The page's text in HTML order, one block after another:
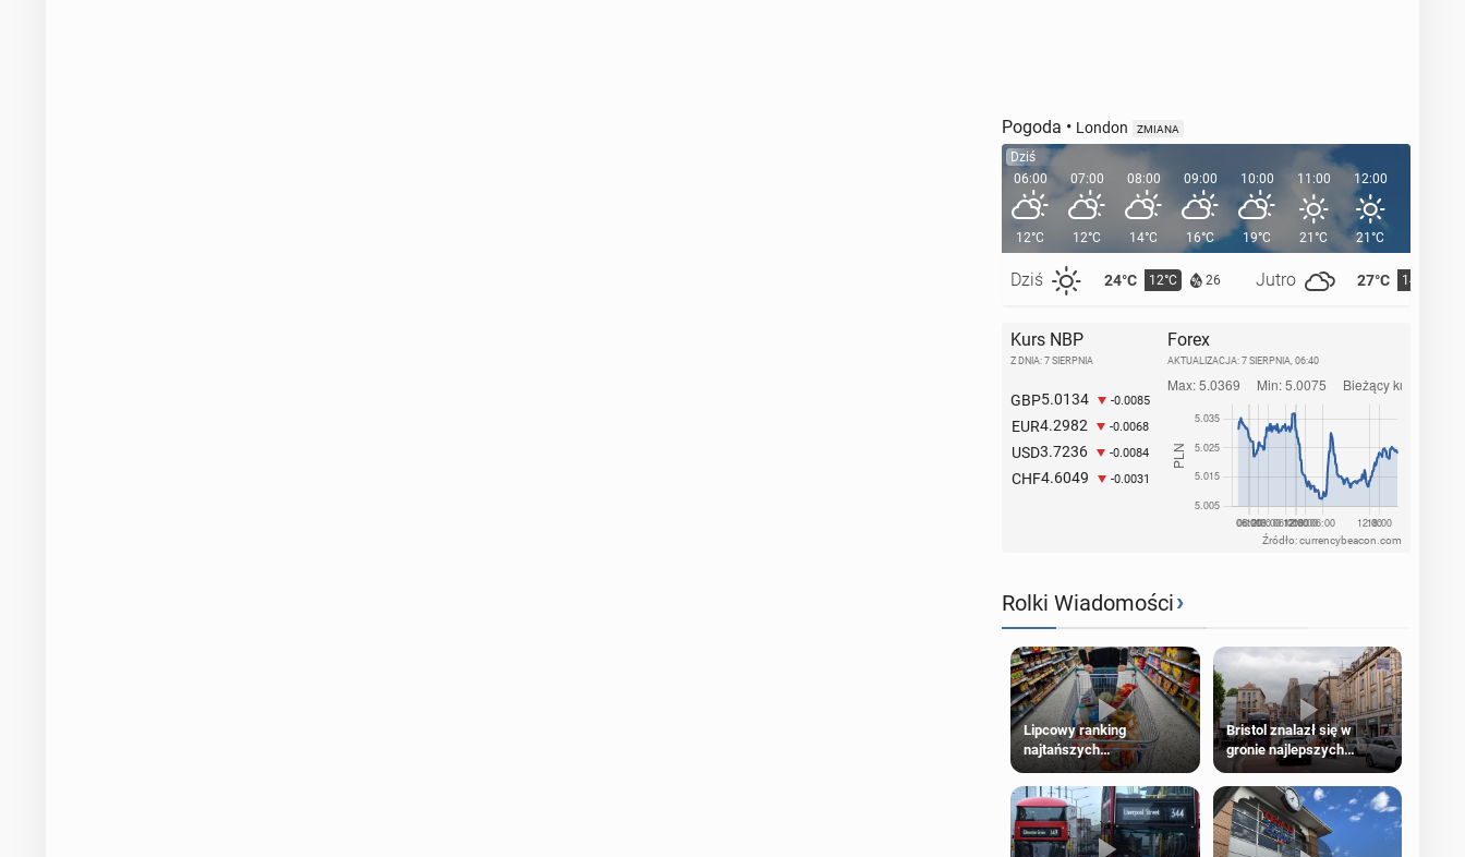
Pogoda • London ZMIANA
Dziś
06:00
12°C
Dziś 24°C 12°C 26 Jutro 27°C 14°C
07:00
12°C
08:00
14°C
09:00
16°C
10:00
19°C
11:00
21°C
12:00
21°C
Kurs NBP
Z DNIA: 7 SIERPNIA
GBP5.0134 -0.0085
EUR4.2982 -0.0068
USD3.7236 -0.0084
CHF4.6049 -0.0031
Forex
AKTUALIZACJA: 7 SIERPNIA, 06:40
Źródło: currencybeacon.com
Rolki Wiadomości›
Lipcowy ranking
najtańszych
supermarketów
Bristol znalazł się w
gronie najlepszych
kierunków podróży na
świecie